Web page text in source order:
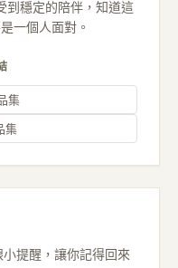
到穩定的陪伴，知道這
一個人面對。
集
集
提醒，讓你記得回來